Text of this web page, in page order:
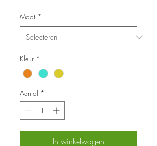
Maat *
Kleur *
Aantal *
In winkelwagen